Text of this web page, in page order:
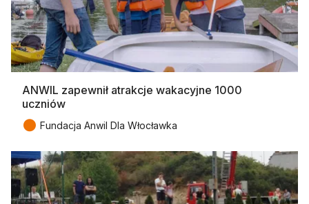
ANWIL zapewnił atrakcje wakacyjne 1000
uczniów
● Fundacja Anwil Dla Włocławka